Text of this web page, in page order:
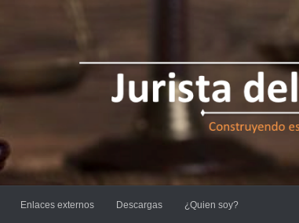
Enlaces externos Descargas ¿Quien soy?